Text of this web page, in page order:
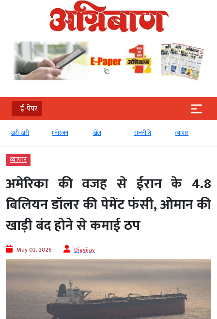
ई-पेपर
खरी-खरी मनोरंजन खेल राजनीति व्‍यापार
व्‍यापार
अमेरिका की वजह से ईरान के 4.8
बिलियन डॉलर की पेमेंट फंसी, ओमान की
खाड़ी बंद होने से कमाई ठप
May 02, 2026 Digvijay